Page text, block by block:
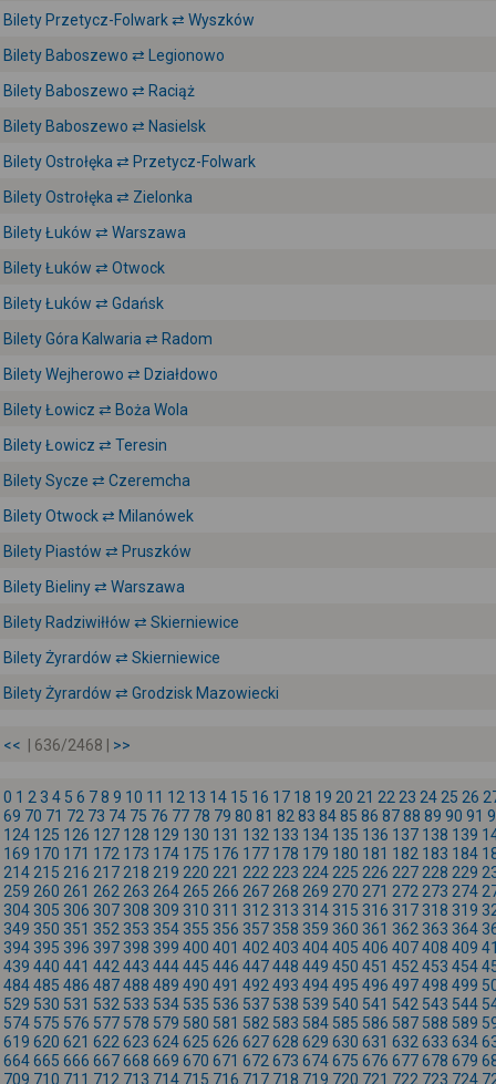
Bilety Przetycz-Folwark ⇄ Wyszków
Bilety Baboszewo ⇄ Legionowo
Bilety Baboszewo ⇄ Raciąż
Bilety Baboszewo ⇄ Nasielsk
Bilety Ostrołęka ⇄ Przetycz-Folwark
Bilety Ostrołęka ⇄ Zielonka
Bilety Łuków ⇄ Warszawa
Bilety Łuków ⇄ Otwock
Bilety Łuków ⇄ Gdańsk
Bilety Góra Kalwaria ⇄ Radom
Bilety Wejherowo ⇄ Działdowo
Bilety Łowicz ⇄ Boża Wola
Bilety Łowicz ⇄ Teresin
Bilety Sycze ⇄ Czeremcha
Bilety Otwock ⇄ Milanówek
Bilety Piastów ⇄ Pruszków
Bilety Bieliny ⇄ Warszawa
Bilety Radziwiłłów ⇄ Skierniewice
Bilety Żyrardów ⇄ Skierniewice
Bilety Żyrardów ⇄ Grodzisk Mazowiecki
<< | 636/2468 | >>
0 1 2 3 4 5 6 78 9 10 11 12 13 14 15 16 17 18 19 20 21 22 23 24 25 26
69 70 71 72 73 74 75 76 77 78 79 80 81 82 83 8485 86 8788 89 90 91
124 125 126 127 128 129 130 131 132 133 134 135 136 137 138 139
169 170 171 172 173 174 175 176 177 178 179 180 181 182 183 184
214 215 216 217 218 219 220 221 222 223 224 225 226 227 228 229
259 260 261 262 263 264 265 266 267 268 269 270 271 272 273 274
304 305 306 307 308 309 310 311 312 313 314 315 316 317 318 319
349 350 351 352 353 354 355 356 357 358 359 360 361 362 363 364
394 395 396 397 398 399 400 401 402 403 404405 406 407408 409
439 440 441 442 443 444445 446 447448 449 450 451 452 453 454
484485 486 487488 489 490 491 492 493 494495 496 497498 499
529 530 531 532 533 534 535 536 537 538 539 540 541 542 543 544
574 575 576 577 578 579 580 581 582 583 584 585 586 587 588 589
619 620 621 622 623 624625 626 627628 629 630 631 632 633 634
664665 666 667668 669 670 671 672 673 674675 676 677678 679
709 710 711 712 713 714 715 716 717 718 719 720 721 722 723 724